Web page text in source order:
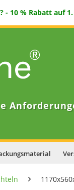
- 10 % Rabatt auf